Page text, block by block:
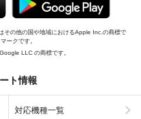
その他の国や地域におけるApple Inc.の商標で
ークです。
LLC の商標です。
ト情報
対応機種一覧